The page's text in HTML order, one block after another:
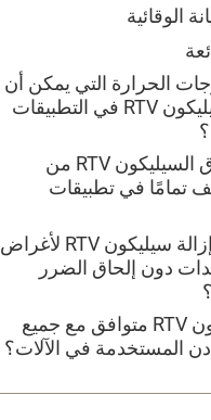
الوقائية
الحرارة التي يمكن أن
يتحملها سيليكون RTV في التطبيقات
كم يستغرق السيليكون RTV من
تمامًا في تطبيقات
هل يمكن إزالة سيليكون RTV لأغراض
دون إلحاق الضرر
هل سيليكون RTV متوافق مع جميع
المستخدمة في الآلات؟